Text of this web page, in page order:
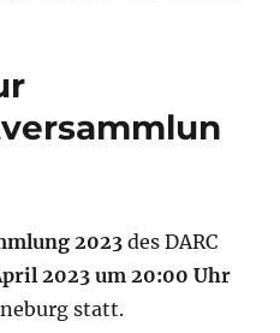
2023 des DARC
2023 um 20:00 Uhr
statt.